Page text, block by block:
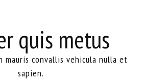
quis metus
mauris convallis vehicula nulla et
sapien.